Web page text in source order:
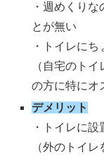
・週めくり
とが無い
・トイレに
（自宅のト
の方に特にオ
デメリット
・トイレに
（外のトイ